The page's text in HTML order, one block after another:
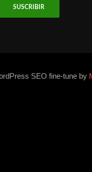
SEO fine-tune by